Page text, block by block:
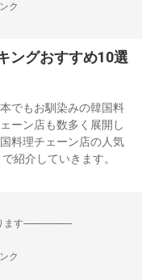
ク
ングおすすめ10選
でもお馴染みの韓国料
ーン店も数多く展開し
料理チェーン店の人気
紹介していきます。
す--------------------
ク